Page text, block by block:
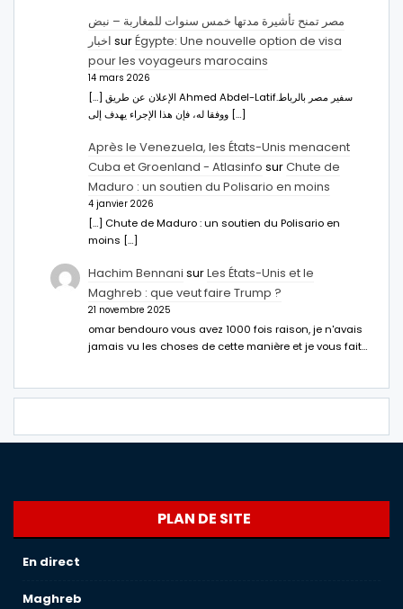
مصر تمنح تأشيرة مدتها خمس سنوات للمغاربة – نبض
اخبار surÉgypte: Une nouvelle option de visa
pour les voyageurs marocains
14 mars 2026
[…] الإعلان عن طريق Ahmed Abdel-Latifسفير مصر بالرباط.
ووفقا له، فإن هذا الإجراء يهدف إلى […]
Après le Venezuela, les États-Unis menacent
Cuba et Groenland - Atlasinfo surChute de
Maduro : un soutien du Polisario en moins
4 janvier 2026
[…] Chute de Maduro : un soutien du Polisario en
moins […]
Hachim Bennani surLes États-Unis et le
Maghreb : que veut faire Trump ?
21 novembre 2025
omar bendouro vous avez 1000 fois raison, je n'avais
jamais vu les choses de cette manière et je vous fait…
PLAN DE SITE
En direct
Maghreb